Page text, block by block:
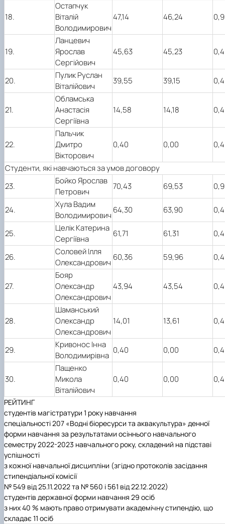
18.
Остапчук
Віталій
Володимирович
47,14 46,24 0,9
19.
Ланцевич
Ярослав
Сергійович
45,63 45,23 0,4
20.
Пулик Руслан
Віталійович
39,55 39,15 0,4
21.
Обламська
Анастасія
Сергіївна
14,58 14,18 0,4
22.
Пальчик
Дмитро
Вікторович
0,40 0,00 0,4
Студенти, які навчаються за умов договору
23.
Бойко Ярослав
Петрович
70,43 69,53 0,9
24.
Хула Вадим
Володимирович
64,30 63,90 0,4
25.
Целік Катерина
Сергіївна
61,71 61,31 0,4
26.
Соловей Ілля
Олександрович
60,36 59,96 0,4
27.
Бояр
Олександр
Олександрович
43,94 43,54 0,4
28.
Шаманський
Олександр
Олександрович
14,01 13,61 0,4
29.
Кривонос Інна
Володимирівна
0,40 0,00 0,4
30.
Пащенко
Микола
Віталійович
0,40 0,00 0,4
РЕЙТИНГ
студентів магістратури 1 року навчання
спеціальності 207 «Водні біоресурси та аквакультура» денної
форми навчання за результатами осіннього навчального
семестру 2022-2023 навчального року, складений на підставі
успішності
з кожної навчальної дисципліни (згідно протоколів засідання
стипендіальної комісії
№ 549 від 25.11.2022 та № 560 і 561 від 22.12.2022)
студентів державної форми навчання 29 осіб
з них 40 % мають право отримувати академічну стипендію, що
складає 11 осіб